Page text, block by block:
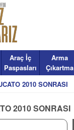
Araç İç
Paspasları
Arma
Çıkartma
2010 SONRASI
2010 SONRASI